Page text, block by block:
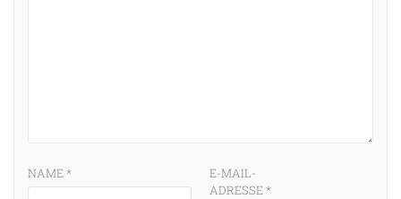
NAME*
E-MAIL-
ADRESSE*